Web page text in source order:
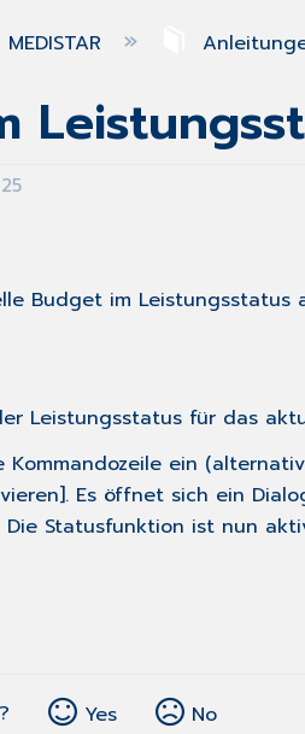
global hierarchy
Budget im
Leistungsstatus für das
Kommandozeile ein
Es öffnet sich ein
Die Statusfunktion ist nun
Yes No